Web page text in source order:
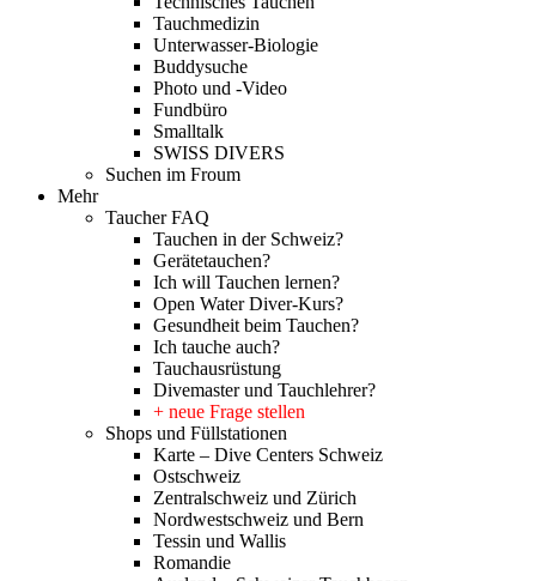
Tauchmedizin
Unterwasser-Biologie
Buddysuche
Photo und -Video
Fundbüro
Smalltalk
SWISS DIVERS
Suchen im Froum
Mehr
Taucher FAQ
Tauchen in der Schweiz?
Gerätetauchen?
Ich will Tauchen lernen?
Open Water Diver-Kurs?
Gesundheit beim Tauchen?
Ich tauche auch?
Tauchausrüstung
Divemaster und Tauchlehrer?
+ neue Frage stellen
Shops und Füllstationen
Karte – Dive Centers Schweiz
Ostschweiz
Zentralschweiz und Zürich
Nordwestschweiz und Bern
Tessin und Wallis
Romandie